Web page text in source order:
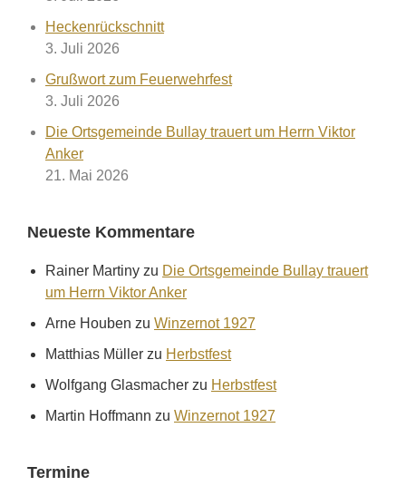
Heckenrückschnitt
3. Juli 2026
Grußwort zum Feuerwehrfest
3. Juli 2026
Die Ortsgemeinde Bullay trauert um Herrn Viktor
Anker
21. Mai 2026
Neueste Kommentare
Rainer Martiny zu Die Ortsgemeinde Bullay trauert
um Herrn Viktor Anker
Arne Houben zu Winzernot 1927
Matthias Müller zu Herbstfest
Wolfgang Glasmacher zu Herbstfest
Martin Hoffmann zu Winzernot 1927
Termine